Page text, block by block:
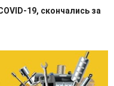
19, скончались за